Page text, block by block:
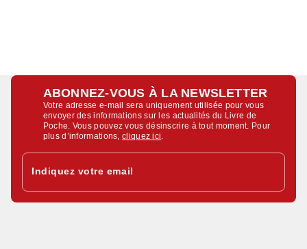
ABONNEZ-VOUS À LA NEWSLETTER
Votre adresse e-mail sera uniquement utilisée pour vous
envoyer des informations sur les actualités du Livre de
Poche. Vous pouvez vous désinscrire à tout moment. Pour
plus d’informations,cliquez ici
Indiquez votre email